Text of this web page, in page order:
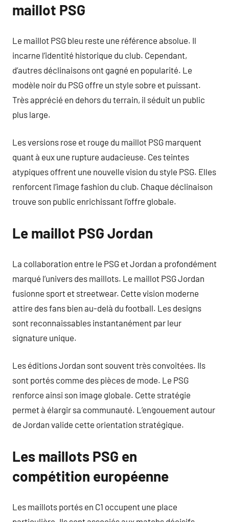
maillot PSG
Le maillot PSG bleu reste une référence absolue. Il
incarne l’identité historique du club. Cependant,
d’autres déclinaisons ont gagné en popularité. Le
modèle noir du PSG offre un style sobre et puissant.
Très apprécié en dehors du terrain, il séduit un public
plus large.
Les versions rose et rouge du maillot PSG marquent
quant à eux une rupture audacieuse. Ces teintes
atypiques offrent une nouvelle vision du style PSG. Elles
renforcent l’image fashion du club. Chaque déclinaison
trouve son public enrichissant l’offre globale.
Le maillot PSG Jordan
La collaboration entre le PSG et Jordan a profondément
marqué l’univers des maillots. Le maillot PSG Jordan
fusionne sport et streetwear. Cette vision moderne
attire des fans bien au-delà du football. Les designs
sont reconnaissables instantanément par leur
signature unique.
Les éditions Jordan sont souvent très convoitées. Ils
sont portés comme des pièces de mode. Le PSG
renforce ainsi son image globale. Cette stratégie
permet à élargir sa communauté. L’engouement autour
de Jordan valide cette orientation stratégique.
Les maillots PSG en
compétition européenne
Les maillots portés en C1 occupent une place